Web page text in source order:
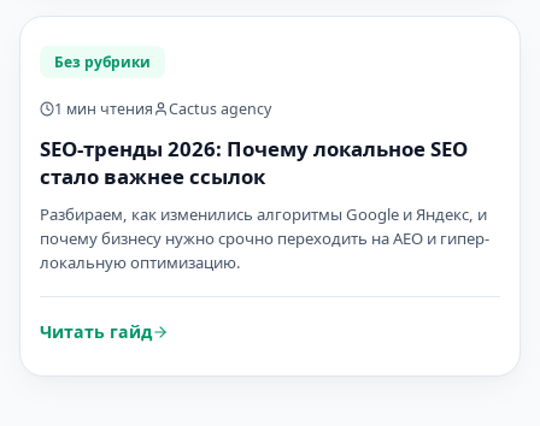
Без рубрики
1 мин чтения Cactus agency
SEO-тренды 2026: Почему локальное SEO
стало важнее ссылок
Разбираем, как изменились алгоритмы Google и Яндекс, и
почему бизнесу нужно срочно переходить на AEO и гипер-
локальную оптимизацию.
Читать гайд